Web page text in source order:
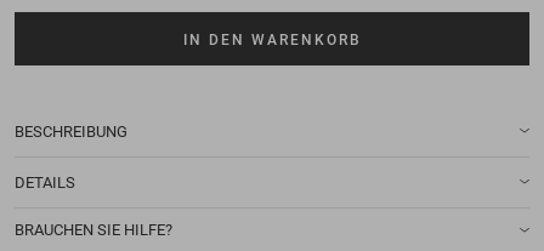
IN DEN WARENKORB
BESCHREIBUNG
DETAILS
BRAUCHEN SIE HILFE?